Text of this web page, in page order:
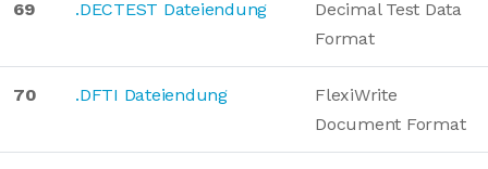
69 .DECTEST Dateiendung
Decimal Test Data
Format
70 .DFTI Dateiendung
FlexiWrite
Document Format